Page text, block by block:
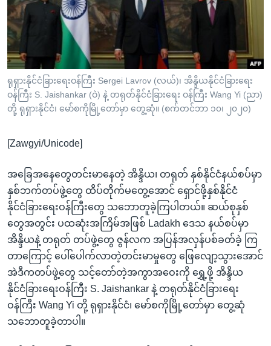
ညွန်း
စာမျက်နှာ
သို့
ကျော်
ကြည့်
ရန်
ရှာဖွေ
နေရာ
ကျော်
ရန်
သုတပဒေသာ အင်္ဂလိပ်စာ
Learning English
ဗွီအိုအေ လူမှုကွန်ယက်များ
ဘာသာစကားများ
ရုရှားနိုင်ငံခြားရေးဝန်ကြီး Sergei Lavrov (လယ်)၊ အိန္ဒိယနိုင်ငံခြားရေး
ဝန်ကြီး S. Jaishankar (ဝဲ) နဲ့ တရုတ်နိုင်ငံခြားရေး ဝန်ကြီး Wang Yi (ညာ)
တို့ ရုရှားနိုင်ငံ၊ မော်စကိုမြို့တော်မှာ တွေ့ဆုံ။ (စက်တင်ဘာ ၁၀၊ ၂၀၂၀)
[Zawgyi/Unicode]
အခြေအနေတွေတင်းမာနေတဲ့ အိန္ဒိယ၊ တရုတ် နှစ်နိုင်ငံနယ်စပ်မှာ
နှစ်ဘက်တပ်ဖွဲ့တွေ ထိပ်တိုက်မတွေ့အောင် ရှောင်ဖို့နှစ်နိုင်ငံ
နိုင်ငံခြားရေးဝန်ကြီးတွေ သဘောတူခဲ့ကြပါတယ်။ ဆယ်စုနှစ်
တွေအတွင်း ပထဆုံးအကြိမ်အဖြစ် Ladakh ဒေသ နယ်စပ်မှာ
အိန္ဒိယနဲ့ တရုတ် တပ်ဖွဲ့တွေ ဇွန်လက အပြန်အလှန်ပစ်ခတ်ခဲ့ ကြ
တာကြောင့် ပေါ်ပေါက်လာတဲ့တင်းမာမှုတွေ ဖြေလျော့သွားအောင်
အဲဒီကတပ်ဖွဲ့တွေ သင့်တော်တဲ့အကွာအဝေးကို ရွှေ့ဖို့ အိန္ဒိယ
နိုင်ငံခြားရေးဝန်ကြီး S. Jaishankar နဲ့ တရုတ်နိုင်ငံခြားရေး
ဝန်ကြီး Wang Yi တို့ ရုရှားနိုင်ငံ၊ မော်စကိုမြို့တော်မှာ တွေ့ဆုံ
သဘောတူခဲ့တာပါ။